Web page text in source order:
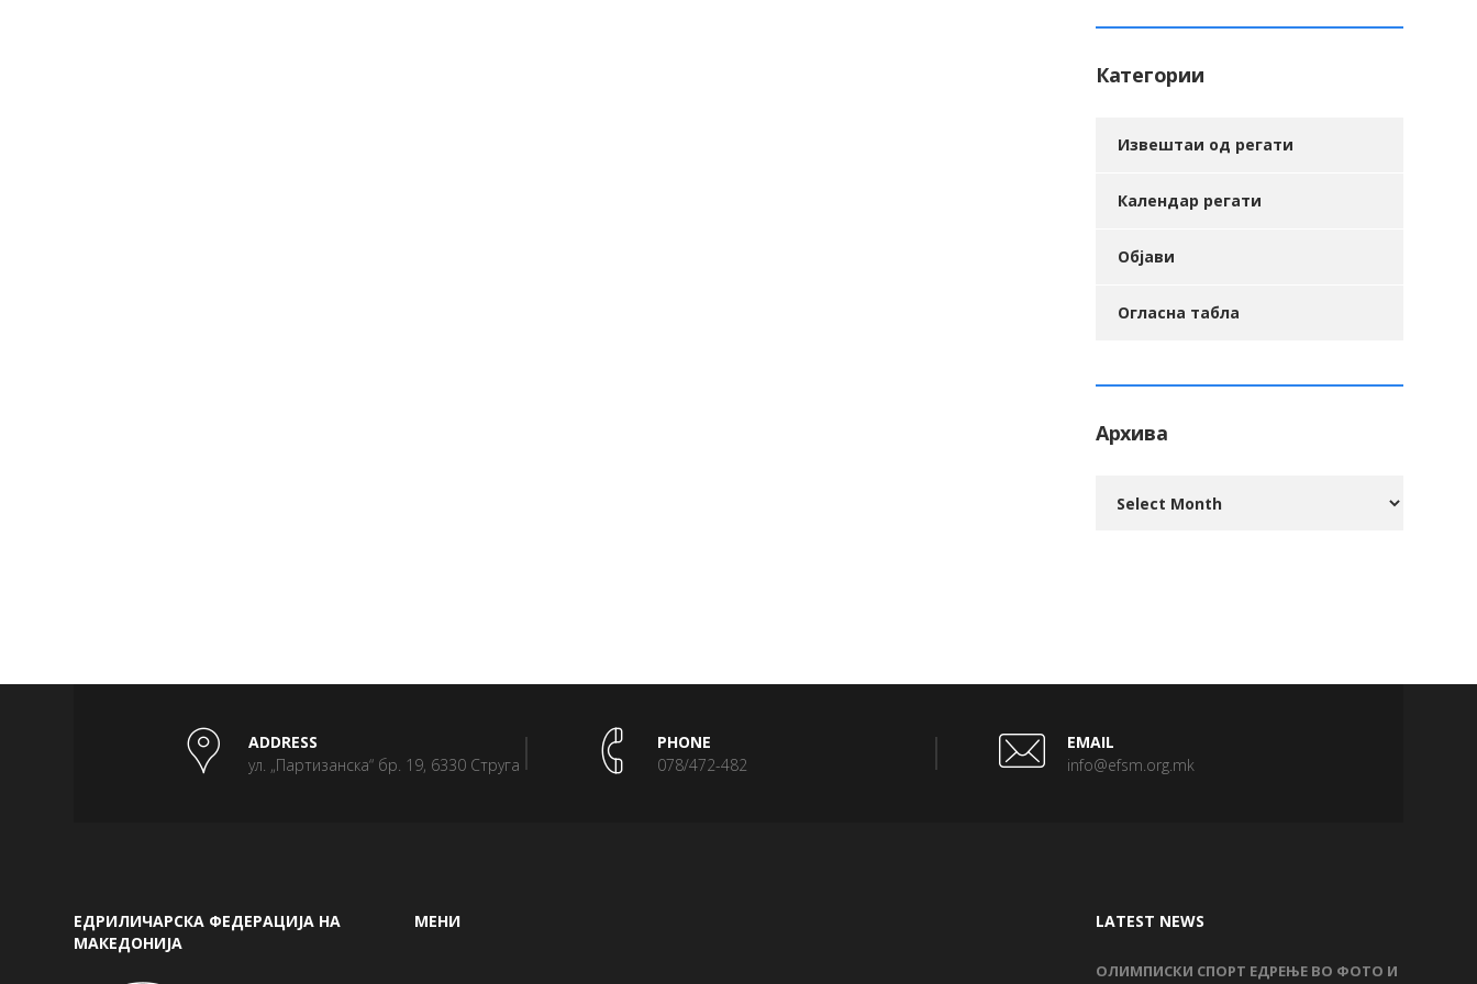
Категории
Извештаи од регати
Календар регати
Објави
Огласна табла
Архива
ADDRESS
ул. „Партизанска“ бр. 19, 6330 Струга
PHONE
078/472-482
EMAIL
info@efsm.org.mk
ЕДРИЛИЧАРСКА ФЕДЕРАЦИЈА НА
МАКЕДОНИЈА
МЕНИ LATEST NEWS
ОЛИМПИСКИ СПОРТ ЕДРЕЊЕ ВО ФОТО И